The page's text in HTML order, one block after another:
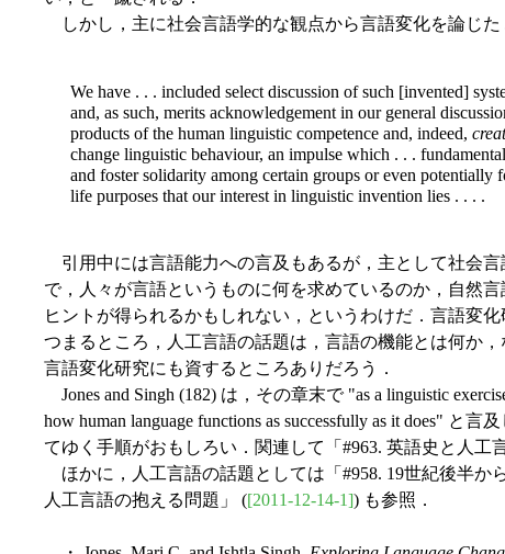
しかし，主に社会言語学的な観点から言語変化を論じた
We have . . . included select discussion of such [invented]
and, as such, merits acknowledgement in our general
products of the human linguistic competence and, indeed,
change linguistic behaviour, an impulse which . . .
and foster solidarity among certain groups or even potentially
life purposes that our interest in linguistic invention lies . . . .
引用中には言語能力への言及もあるが，主として社会
で，人々が言語というものに何を求めているのか，自然
ヒントが得られるかもしれない，というわけだ．言語変
つまるところ，人工言語の話題は，言語の機能とは何か
言語変化研究にも資するところありだろう．
Jones and Singh (182) は，その章末で "as a linguistic
how human language functions as successfully as it does"
てゆく手順がおもしろい．関連して「#963. 英語史と人工
ほかに，人工言語の話題としては「#958. 19世紀後半か
人工言語の抱える問題」 ([2011-12-14-1]) も参照．